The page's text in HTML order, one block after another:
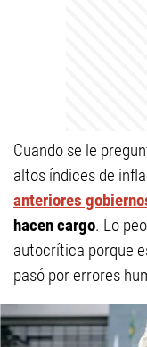
Cuando se le
altos índices de
anteriores
hacen cargo. Lo
autocrítica porque
pasó por errores